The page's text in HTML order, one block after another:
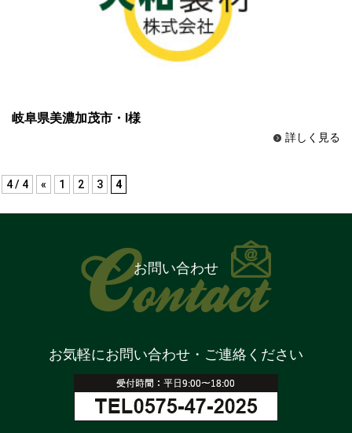
岐阜県美濃加茂市・I様
詳しく見る
4 / 4 « 1 2 3 4
お問い合わせ
お気軽にお問い合わせ・ご連絡ください